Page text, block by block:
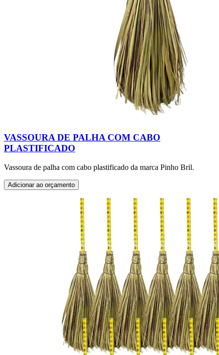
VASSOURA DE PALHA COM CABO
PLASTIFICADO
Vassoura de palha com cabo plastificado da marca Pinho Bril.
Adicionar ao orçamento